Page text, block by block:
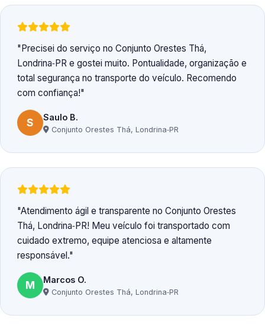
Precisei do serviço no Conjunto Orestes Thá,
Londrina‑PR e gostei muito. Pontualidade, organização e
total segurança no transporte do veículo. Recomendo
com confiança!
S Saulo B.
Conjunto Orestes Thá, Londrina‑PR
Atendimento ágil e transparente no Conjunto Orestes
Thá, Londrina‑PR! Meu veículo foi transportado com
cuidado extremo, equipe atenciosa e altamente
responsável.
M Marcos O.
Conjunto Orestes Thá, Londrina‑PR